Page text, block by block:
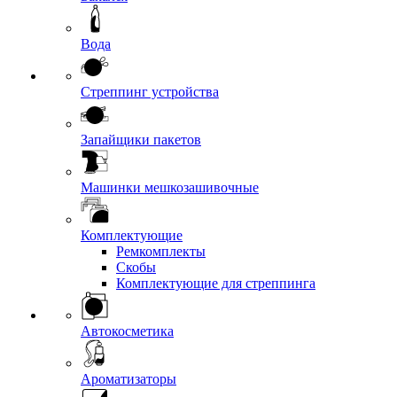
Вода
Стреппинг устройства
Запайщики пакетов
Машинки мешкозашивочные
Комплектующие
Ремкомплекты
Скобы
Комплектующие для стреппинга
Автокосметика
Ароматизаторы